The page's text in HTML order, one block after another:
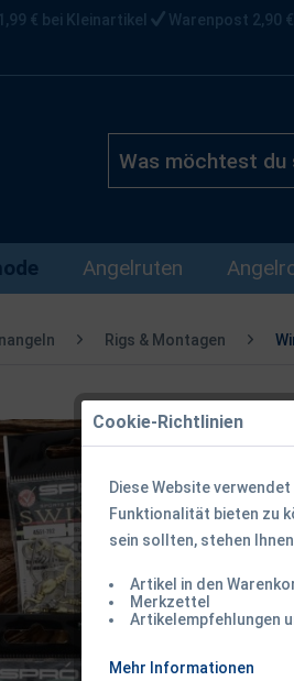
€ bei Kleinartikel Warenpost 2,90
Angelruten
Rigs & Montagen
Cookie-Richtlinien
Diese Website
Funktionalität bieten zu
sein sollten, stehen
Artikel in den
Merkzettel
Artikelempfehlungen
Mehr Informationen